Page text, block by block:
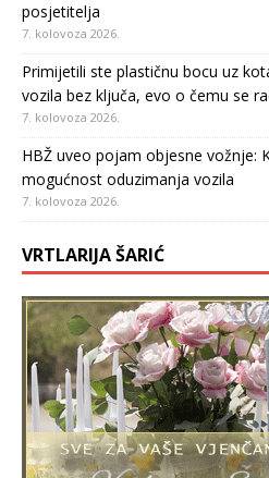
posjetitelja
7. kolovoza 2026.
Primijetili ste plastičnu bocu uz
vozila bez ključa, evo o čemu se
7. kolovoza 2026.
HBŽ uveo pojam objesne vožnje:
mogućnost oduzimanja vozila
7. kolovoza 2026.
VRTLARIJA ŠARIĆ